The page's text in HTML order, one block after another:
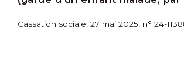
Cassation sociale, 27 mai 2025, n° 24-